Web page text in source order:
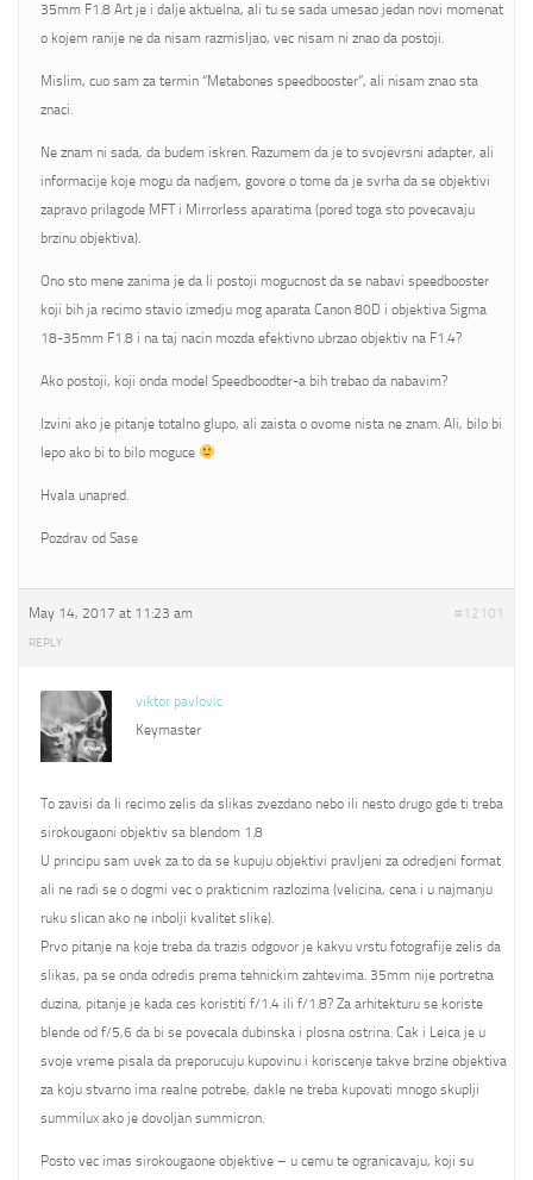
35mm F1.8 Art je i dalje aktuelna, ali tu se sada umesao jedan novi momenat
o kojem ranije ne da nisam razmisljao, vec nisam ni znao da postoji.
Mislim, cuo sam za termin “Metabones speedbooster”, ali nisam znao sta
znaci.
Ne znam ni sada, da budem iskren. Razumem da je to svojevrsni adapter, ali
informacije koje mogu da nadjem, govore o tome da je svrha da se objektivi
zapravo prilagode MFT i Mirrorless aparatima (pored toga sto povecavaju
brzinu objektiva).
Ono sto mene zanima je da li postoji mogucnost da se nabavi speedbooster
koji bih ja recimo stavio izmedju mog aparata Canon 80D i objektiva Sigma
18-35mm F1.8 i na taj nacin mozda efektivno ubrzao objektiv na F1.4?
Ako postoji, koji onda model Speedboodter-a bih trebao da nabavim?
Izvini ako je pitanje totalno glupo, ali zaista o ovome nista ne znam. Ali, bilo bi
lepo ako bi to bilo moguce
Hvala unapred.
Pozdrav od Sase
May 14, 2017 at 11:23 am #12101
REPLY
viktor pavlovic
Keymaster
To zavisi da li recimo zelis da slikas zvezdano nebo ili nesto drugo gde ti treba
sirokougaoni objektiv sa blendom 1.8
U principu sam uvek za to da se kupuju objektivi pravljeni za odredjeni format
ali ne radi se o dogmi vec o prakticnim razlozima (velicina, cena i u najmanju
ruku slican ako ne inbolji kvalitet slike).
Prvo pitanje na koje treba da trazis odgovor je kakvu vrstu fotografije zelis da
slikas, pa se onda odredis prema tehnickim zahtevima. 35mm nije portretna
duzina, pitanje je kada ces koristiti f/1.4 ili f/1.8? Za arhitekturu se koriste
blende od f/5,6 da bi se povecala dubinska i plosna ostrina. Cak i Leica je u
svoje vreme pisala da preporucuju kupovinu i koriscenje takve brzine objektiva
za koju stvarno ima realne potrebe, dakle ne treba kupovati mnogo skuplji
summilux ako je dovoljan summicron.
Posto vec imas sirokougaone objektive – u cemu te ogranicavaju, koji su